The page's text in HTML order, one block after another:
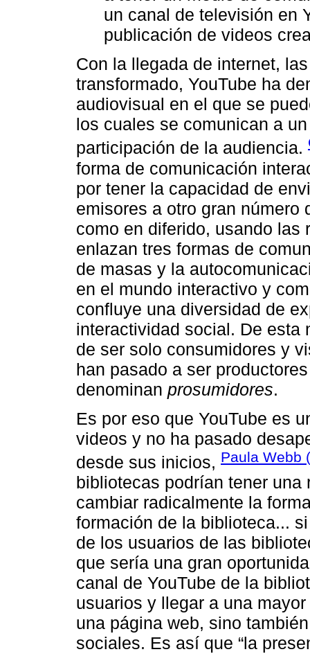
un canal de televisión en
publicación de videos
Con la llegada de internet,
transformado, YouTube ha
audiovisual en el que se
los cuales se comunican a
participación de la audiencia.
forma de comunicación
por tener la capacidad de
emisores a otro gran número
como en diferido, usando las
enlazan tres formas de
de masas y la
en el mundo interactivo y
confluye una diversidad de
interactividad social. De esta
de ser solo consumidores y
han pasado a ser
denominan prosumidores.
Es por eso que YouTube es
videos y no ha pasado
desde sus inicios, Paula Webb
bibliotecas podrían tener una
cambiar radicalmente la
formación de la biblioteca...
de los usuarios de las
que sería una gran
canal de YouTube de la
usuarios y llegar a una
una página web, sino
sociales. Es así que “la